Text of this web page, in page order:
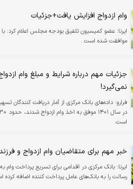
وام ازدواج افزایش یافت+جزئیات
ایرنا:
موافقت شده است .
جزئیات مهم درباره شرایط و مبلغ وام
نمی‌گیرد!
فرارو: داده‌های بانک مرکزی از آمار دریافت
است.
خبر مهم برای متقاضیان وام ازدواج و
ایرنا: بانک مرکزی در اقدامی برای تسریع پرداخت وام
رسالت را به بانک‌های عامل پرداخت کننده اضافه کرده